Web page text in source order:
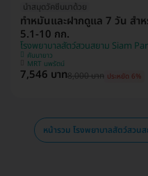
นำสมุดวัคซีนมาด้วย
ทำหมันและฝากดูแล 7 วัน สำ
5.1-10 กก.
โรงพยาบาลสัตว์สวนสยาม Siam
คันนายาว
MRT นพรัตน์
7,546 บาท8,000 บาท ประหยัด 6%
หน้ารวม โรงพยาบาลสัตว์สว